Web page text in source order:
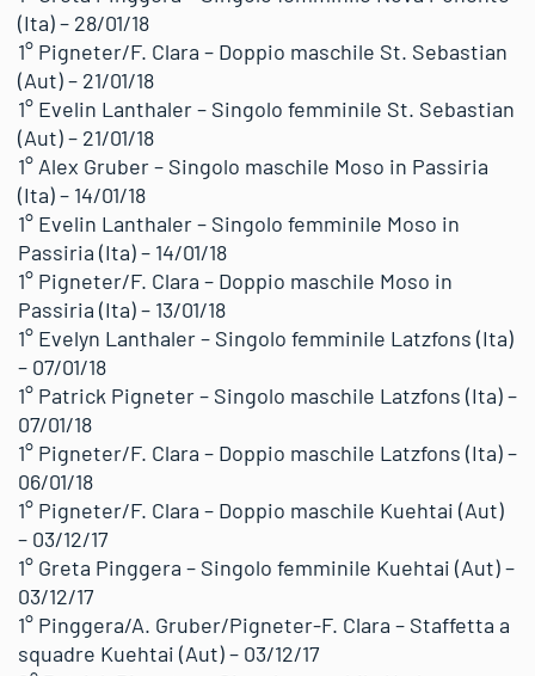
(Ita) – 28/01/18
1° Pigneter/F. Clara – Doppio maschile St. Sebastian
(Aut) – 21/01/18
1° Evelin Lanthaler – Singolo femminile St. Sebastian
(Aut) – 21/01/18
1° Alex Gruber – Singolo maschile Moso in Passiria
(Ita) – 14/01/18
1° Evelin Lanthaler – Singolo femminile Moso in
Passiria (Ita) – 14/01/18
1° Pigneter/F. Clara – Doppio maschile Moso in
Passiria (Ita) – 13/01/18
1° Evelyn Lanthaler – Singolo femminile Latzfons (Ita)
– 07/01/18
1° Patrick Pigneter – Singolo maschile Latzfons (Ita) –
07/01/18
1° Pigneter/F. Clara – Doppio maschile Latzfons (Ita) –
06/01/18
1° Pigneter/F. Clara – Doppio maschile Kuehtai (Aut)
– 03/12/17
1° Greta Pinggera – Singolo femminile Kuehtai (Aut) –
03/12/17
1° Pinggera/A. Gruber/Pigneter-F. Clara – Staffetta a
squadre Kuehtai (Aut) – 03/12/17